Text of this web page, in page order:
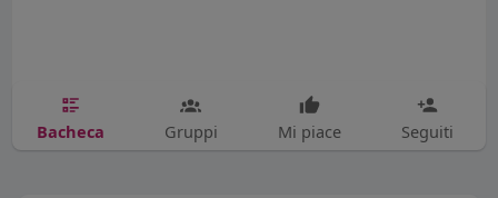
Bacheca Gruppi Mi piace Seguiti